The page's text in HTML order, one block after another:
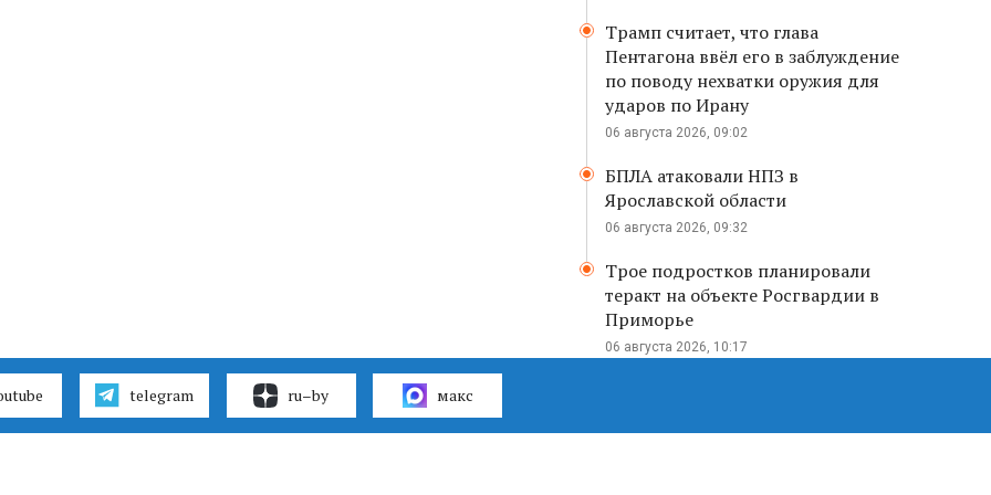
Трамп считает, что глава
Пентагона ввёл его в заблуждение
по поводу нехватки оружия для
ударов по Ирану
06 августа 2026, 09:02
БПЛА атаковали НПЗ в
Ярославской области
06 августа 2026, 09:32
Трое подростков планировали
теракт на объекте Росгвардии в
Приморье
06 августа 2026, 10:17
telegram ru–by макс